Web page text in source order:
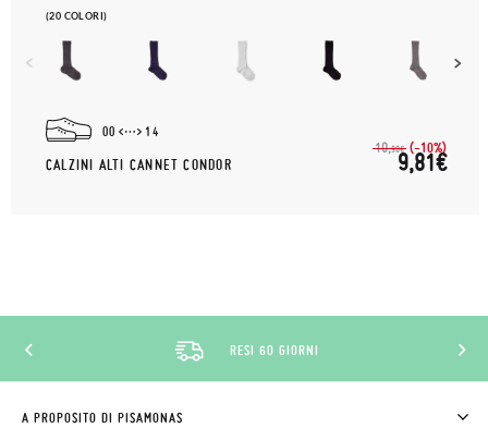
(20 COLORI)
00 14
CALZINI ALTI CANNET CONDOR
10,90€ (-10%)
9,81€
RESI 60 GIORNI
A PROPOSITO DI PISAMONAS